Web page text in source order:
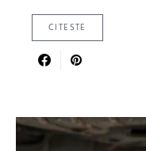
CITESTE